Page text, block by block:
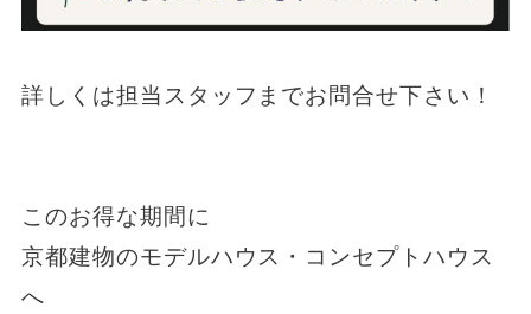
詳しくは担当スタッフまでお問合せ下さい！
このお得な期間に
京都建物のモデルハウス・コンセプトハウス
へ